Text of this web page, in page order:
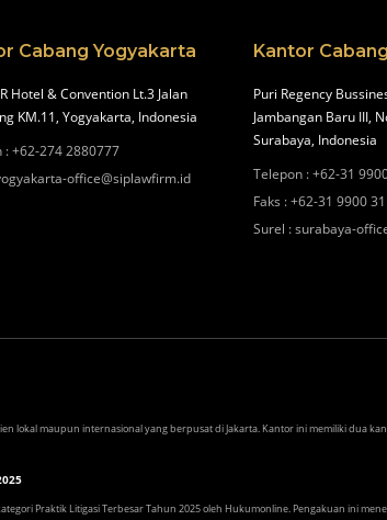
Cabang Yogyakarta
Hotel & Convention Lt.3 Jalan
KM.11, Yogyakarta, Indonesia
:+62-274 2880777
office@siplawfirm.id
Kantor
Puri Regency
Jambangan Baru III,
Surabaya, Indonesia
Telepon :+62-31
Faks :+62-31 9900
Surel :surabaya-
lokal maupun internasional yang berpusat di Jakarta. Kantor ini memiliki dua
Praktik Litigasi Terbesar Tahun 2025 oleh Hukumonline. Pengakuan ini